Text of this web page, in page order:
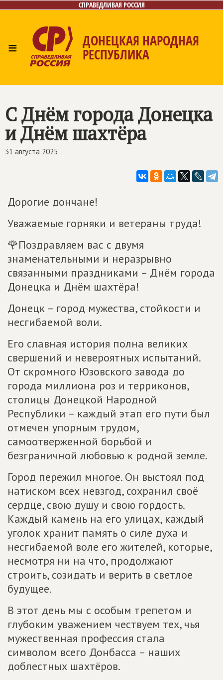
СПРАВЕДЛИВАЯ РОССИЯ
≡ ДОНЕЦКАЯ НАРОДНАЯ
РЕСПУБЛИКА
С Днём города Донецка
и Днём шахтёра
31 августа 2025
Дорогие дончане!
Уважаемые горняки и ветераны труда!
🌹Поздравляем вас с двумя
знаменательными и неразрывно
связанными праздниками – Днём города
Донецка и Днём шахтёра!
Донецк – город мужества, стойкости и
несгибаемой воли.
Его славная история полна великих
свершений и невероятных испытаний.
От скромного Юзовского завода до
города миллиона роз и терриконов,
столицы Донецкой Народной
Республики – каждый этап его пути был
отмечен упорным трудом,
самоотверженной борьбой и
безграничной любовью к родной земле.
Город пережил многое. Он выстоял под
натиском всех невзгод, сохранил своё
сердце, свою душу и свою гордость.
Каждый камень на его улицах, каждый
уголок хранит память о силе духа и
несгибаемой воле его жителей, которые,
несмотря ни на что, продолжают
строить, созидать и верить в светлое
будущее.
В этот день мы с особым трепетом и
глубоким уважением чествуем тех, чья
мужественная профессия стала
символом всего Донбасса – наших
доблестных шахтёров.